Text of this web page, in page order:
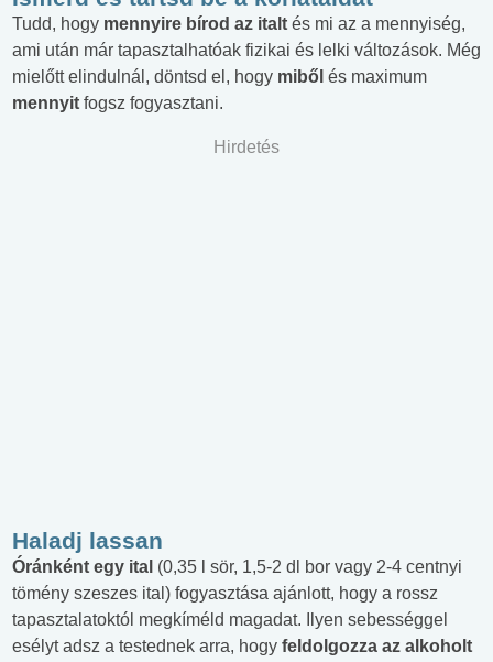
Tudd, hogy mennyire bírod az italt és mi az a mennyiség,
ami után már tapasztalhatóak fizikai és lelki változások. Még
mielőtt elindulnál, döntsd el, hogy miből és maximum
mennyit fogsz fogyasztani.
Hirdetés
Haladj lassan
Óránként egy ital (0,35 l sör, 1,5-2 dl bor vagy 2-4 centnyi
tömény szeszes ital) fogyasztása ajánlott, hogy a rossz
tapasztalatoktól megkíméld magadat. Ilyen sebességgel
esélyt adsz a testednek arra, hogy feldolgozza az alkoholt